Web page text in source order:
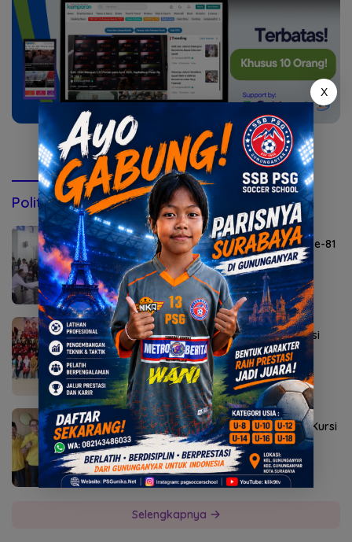
Konsultasi via WhatsApp
Politik & Pemerintahan
Agustus 6, 2026
Lomba Agustusan Semarakkan HUT RI ke-81
di Mojokerto
Agustus 5, 2026
Sekolah Rakyat Kedung Cowek Diapreasi
DPRD Surabaya
Agustus 2, 2026
Golkar Mojokerto Panasi Mesin Incar 10 Kursi
DPRD 2029
Selengkapnya
X